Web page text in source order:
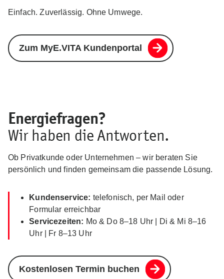
Einfach. Zuverlässig. Ohne Umwege.
Zum MyE.VITA Kundenportal
Energiefragen?
Wir haben die Antworten.
Ob Privatkunde oder Unternehmen – wir beraten Sie
persönlich und finden gemeinsam die passende Lösung.
Kundenservice: telefonisch, per Mail oder
Formular erreichbar
Servicezeiten: Mo & Do 8–18 Uhr | Di & Mi 8–16
Uhr | Fr 8–13 Uhr
Kostenlosen Termin buchen